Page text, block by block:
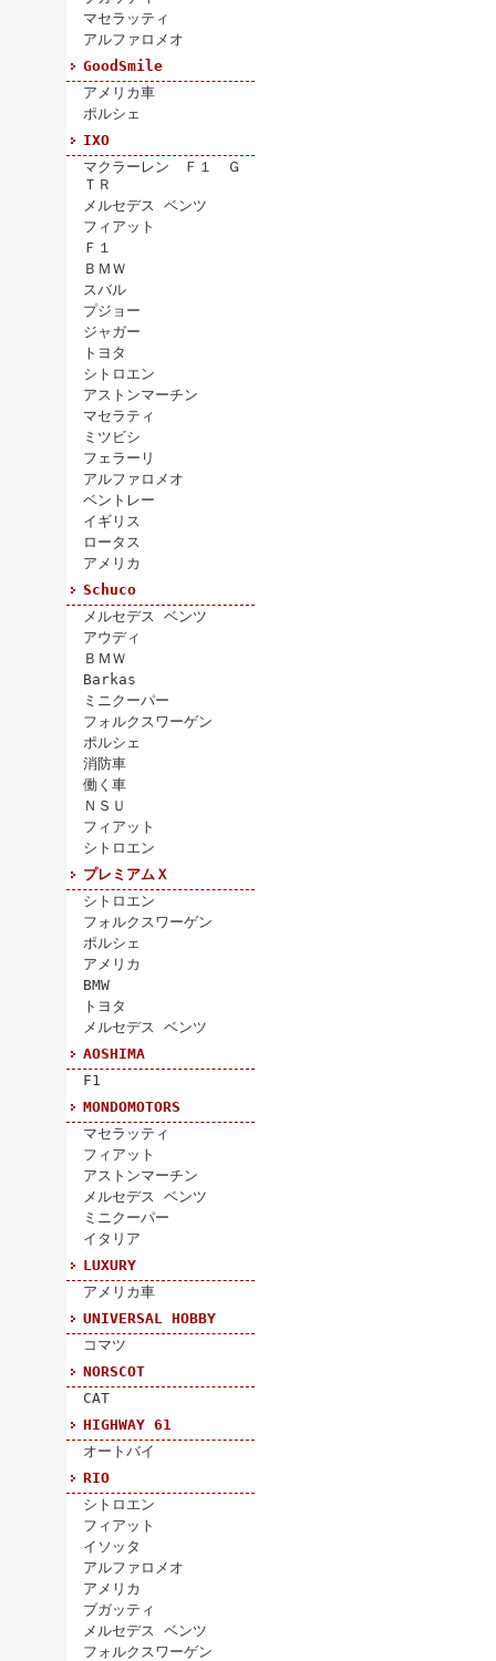
マセラッティ
アルファロメオ
GoodSmile
アメリカ車
ポルシェ
IXO
マクラーレン Ｆ１ Ｇ
ＴＲ
メルセデス ベンツ
フィアット
Ｆ１
ＢＭＷ
スバル
プジョー
ジャガー
トヨタ
シトロエン
アストンマーチン
マセラティ
ミツビシ
フェラーリ
アルファロメオ
ベントレー
イギリス
ロータス
アメリカ
Schuco
メルセデス ベンツ
アウディ
ＢＭＷ
Barkas
ミニクーパー
フォルクスワーゲン
ポルシェ
消防車
働く車
ＮＳＵ
フィアット
シトロエン
プレミアムＸ
シトロエン
フォルクスワーゲン
ポルシェ
アメリカ
BMW
トヨタ
メルセデス ベンツ
AOSHIMA
F1
MONDOMOTORS
マセラッティ
フィアット
アストンマーチン
メルセデス ベンツ
ミニクーパー
イタリア
LUXURY
アメリカ車
UNIVERSAL HOBBY
コマツ
NORSCOT
CAT
HIGHWAY 61
オートバイ
RIO
シトロエン
フィアット
イソッタ
アルファロメオ
アメリカ
ブガッティ
メルセデス ベンツ
フォルクスワーゲン